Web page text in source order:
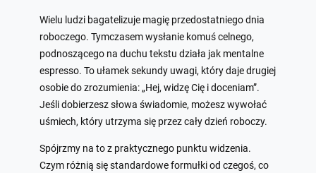
Wielu ludzi bagatelizuje magię przedostatniego dnia
roboczego. Tymczasem wysłanie komuś celnego,
podnoszącego na duchu tekstu działa jak mentalne
espresso. To ułamek sekundy uwagi, który daje drugiej
osobie do zrozumienia: „Hej, widzę Cię i doceniam”.
Jeśli dobierzesz słowa świadomie, możesz wywołać
uśmiech, który utrzyma się przez cały dzień roboczy.
Spójrzmy na to z praktycznego punktu widzenia.
Czym różnią się standardowe formułki od czegoś, co